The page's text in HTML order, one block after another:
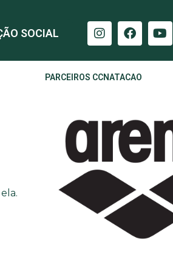
SOCIAL
PARCEIROS CCNATACAO